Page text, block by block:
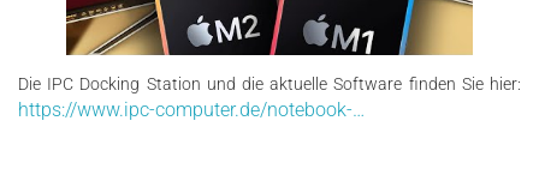
Die IPC Docking Station und die aktuelle Software finden Sie hier:
https://www.ipc-computer.de/notebook-…